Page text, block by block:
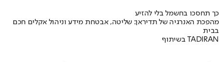
כך תחסכו בחשמל בלי להזיע
מהפכת האנרגיה של תדיראן: שליטה, אבטחת מידע וניהול אקלים חכם
בבית
בשיתוף TADIRAN